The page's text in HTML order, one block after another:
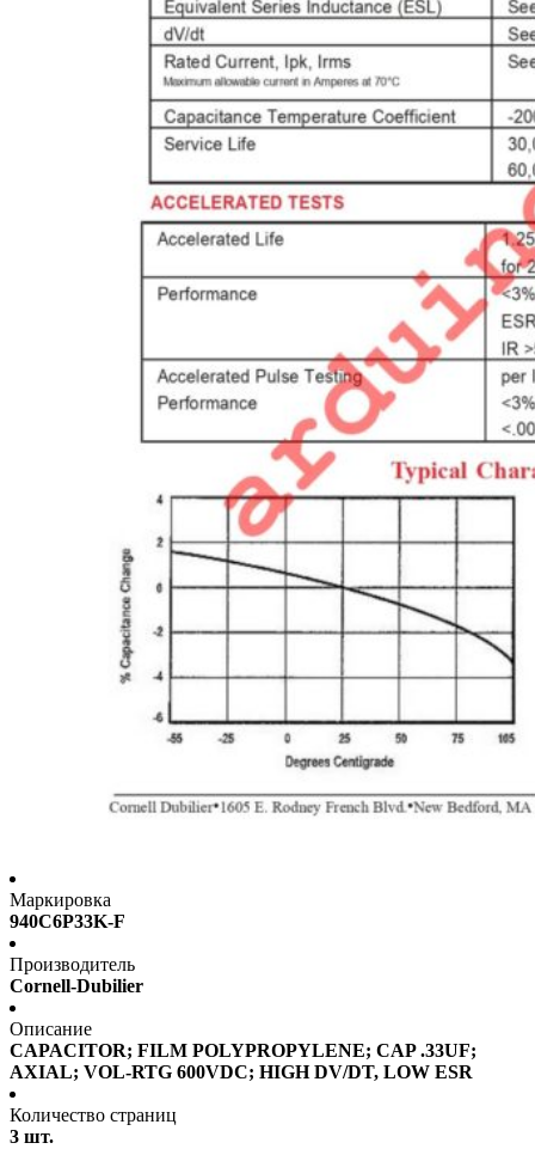
Маркировка
940C6P33K-F
Производитель
Cornell-Dubilier
Описание
CAPACITOR; FILM POLYPROPYLENE; CAP .33UF;
AXIAL; VOL-RTG 600VDC; HIGH DV/DT, LOW ESR
Количество страниц
3 шт.